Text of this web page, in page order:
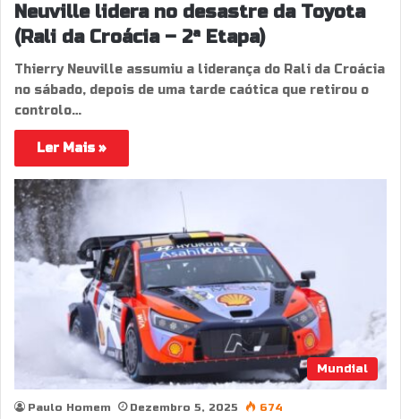
Neuville lidera no desastre da Toyota
(Rali da Croácia – 2ª Etapa)
Thierry Neuville assumiu a liderança do Rali da Croácia
no sábado, depois de uma tarde caótica que retirou o
controlo…
Ler Mais »
Mundial
Paulo Homem Dezembro 5, 2025 674